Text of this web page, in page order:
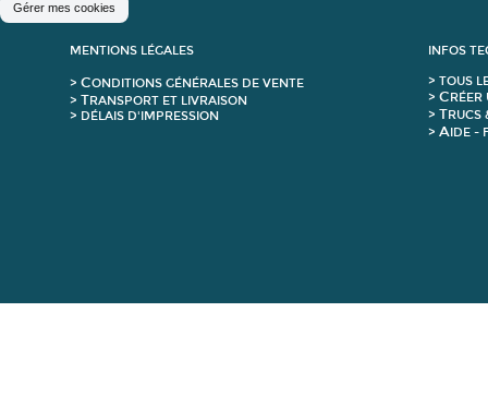
Gérer mes cookies
MENTIONS LÉGALES INFOS
> CONDITIONS GÉNÉRALES DE VENTE
> TRANSPORT ET LIVRAISON
> DÉLAIS D'IMPRESSION
> TOUS
> CRÉER
> TRUCS
> AIDE -